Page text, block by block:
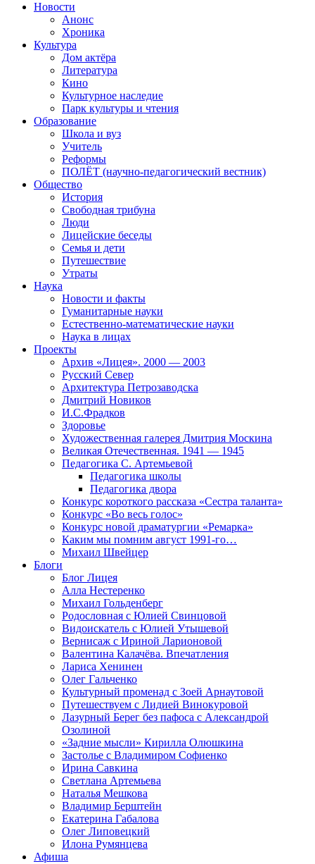
Новости
Анонс
Хроника
Культура
Дом актёра
Литература
Кино
Культурное наследие
Парк культуры и чтения
Образование
Школа и вуз
Учитель
Реформы
ПОЛЁТ (научно-педагогический вестник)
Общество
История
Свободная трибуна
Люди
Лицейские беседы
Семья и дети
Путешествие
Утраты
Наука
Новости и факты
Гуманитарные науки
Естественно-математические науки
Наука в лицах
Проекты
Архив «Лицея». 2000 — 2003
Русский Север
Архитектура Петрозаводска
Дмитрий Новиков
И.С.Фрадков
Здоровье
Художественная галерея Дмитрия Москина
Великая Отечественная. 1941 — 1945
Педагогика С. Артемьевой
Педагогика школы
Педагогика двора
Конкурс короткого рассказа «Сестра таланта»
Конкурс «Во весь голос»
Конкурс новой драматургии «Ремарка»
Каким мы помним август 1991-го…
Михаил Швейцер
Блоги
Блог Лицея
Алла Нестеренко
Михаил Гольденберг
Родословная с Юлией Свинцовой
Видоискатель с Юлией Утышевой
Вернисаж с Ириной Ларионовой
Валентина Калачёва. Впечатления
Лариса Хенинен
Олег Гальченко
Культурный променад с Зоей Арнаутовой
Путешествуем с Лидией Винокуровой
Лазурный Берег без пафоса с Александрой
Озолиной
«Задние мысли» Кирилла Олюшкина
Застолье с Владимиром Софиенко
Ирина Савкина
Светлана Артемьева
Наталья Мешкова
Владимир Берштейн
Екатерина Габалова
Олег Липовецкий
Илона Румянцева
Афиша